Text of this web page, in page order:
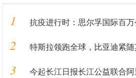
1 抗疫进行时：思尔孚国际百
2 特斯拉领跑全球，比亚迪紧随其
3 今起长江日报长江公益联合阿里巴巴天天正能量开展“武